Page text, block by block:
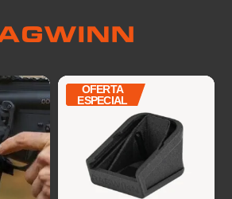
OFERTA
ESPECIAL